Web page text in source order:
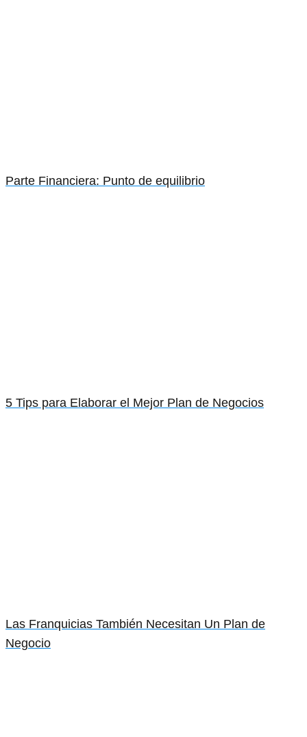
Parte Financiera: Punto de equilibrio
5 Tips para Elaborar el Mejor Plan de Negocios
Las Franquicias También Necesitan Un Plan de
Negocio